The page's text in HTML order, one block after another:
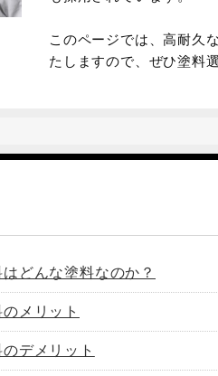
このページでは、高耐久
たしますので、ぜひ塗料
どんな塗料なのか？
メリット
デメリット